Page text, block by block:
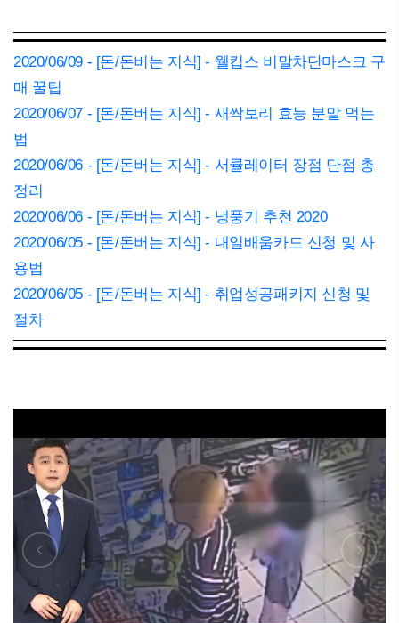
2020/06/09 - [돈/돈버는 지식] - 웰킵스 비말차단마스크 구
매 꿀팁
2020/06/07 - [돈/돈버는 지식] - 새싹보리 효능 분말 먹는
법
2020/06/06 - [돈/돈버는 지식] - 서큘레이터 장점 단점 총
정리
2020/06/06 - [돈/돈버는 지식] - 냉풍기 추천 2020
2020/06/05 - [돈/돈버는 지식] - 내일배움카드 신청 및 사
용법
2020/06/05 - [돈/돈버는 지식] - 취업성공패키지 신청 및
절차